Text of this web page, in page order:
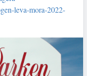
leva-mora-2022-